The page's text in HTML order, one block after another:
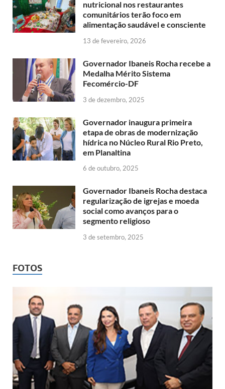
nutricional nos restaurantes
comunitários terão foco em
alimentação saudável e consciente
13 de fevereiro, 2026
Governador Ibaneis Rocha recebe a
Medalha Mérito Sistema
Fecomércio-DF
3 de dezembro, 2025
Governador inaugura primeira
etapa de obras de modernização
hídrica no Núcleo Rural Rio Preto,
em Planaltina
6 de outubro, 2025
Governador Ibaneis Rocha destaca
regularização de igrejas e moeda
social como avanços para o
segmento religioso
3 de setembro, 2025
FOTOS